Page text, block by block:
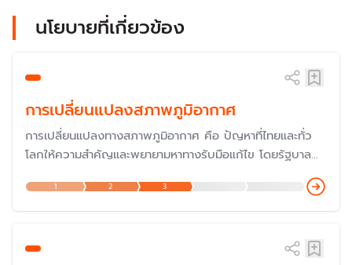
นโยบายที่เกี่ยวข้อง
การเปลี่ยนแปลงสภาพภูมิอากาศ
การเปลี่ยนแปลงทางสภาพภูมิอากาศ คือ ปัญหาที่ไทยและทั่ว
โลกให้ความสำคัญและพยายามหาทางรับมือแก้ไข โดยรัฐบาล
ประกาศสานต่อนโยบาย Carbon Neutrality (ความเป็นกลาง
ทางคาร์บอน) เพื่อให้ประเทศไทยเป็นผู้นำของอาเซียนในด้านการ
ลดการปล่อยก๊าซคาร์บอนไดออกไซด์ โดยในปี 2567 ได้เข้า
ประชาคมโลก
1 2 3